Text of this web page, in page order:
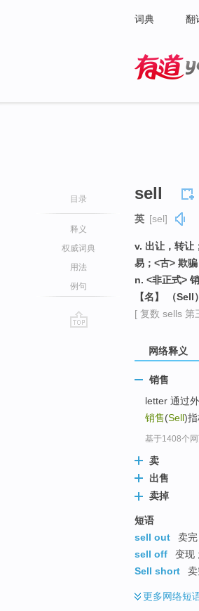
词典 翻
目录
释义
权威词典
用法
例句
sell
英 [sel]
v. 出让，转让
易；<古> 欺骗
n. <非正式>
【名】 （
[ 复数 sells 第
网络释义
销售
letter 通过
销售(Sell)
基于1408个
卖
出售
卖掉
短语
sell out
卖
sell off
变现
Sell short
更多网络短